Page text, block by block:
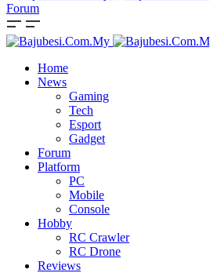
Forum
Home
News
Gaming
Tech
Esport
Gadget
Forum
Platform
PC
Mobile
Console
Hobby
RC Crawler
RC Drone
Reviews